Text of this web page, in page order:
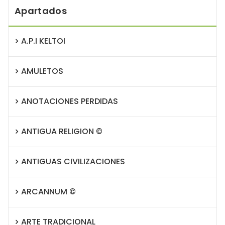
Apartados
A.P.I KELTOI
AMULETOS
ANOTACIONES PERDIDAS
ANTIGUA RELIGION ©
ANTIGUAS CIVILIZACIONES
ARCANNUM ©
ARTE TRADICIONAL